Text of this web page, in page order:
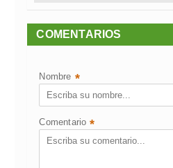
COMENTARIOS
Nombre *
Comentario *